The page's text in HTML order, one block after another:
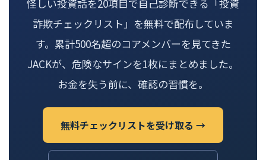
怪しい投資話を20項目で自己診断できる「投資
詐欺チェックリスト」を無料で配布していま
す。累計500名超のコアメンバーを見てきた
JACKが、危険なサインを1枚にまとめました。
お金を失う前に、確認の習慣を。
無料チェックリストを受け取る →